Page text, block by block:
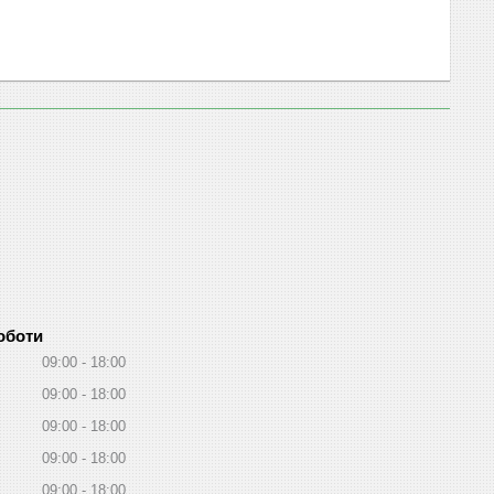
09:00
18:00
09:00
18:00
09:00
18:00
09:00
18:00
09:00 18:00